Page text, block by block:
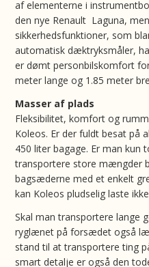
af elementerne i
den nye Renault Laguna,
sikkerhedsfunktioner, som
automatisk dæktryksmåler,
er dømt personbilskomfort
meter lange og 1.85 meter
Masser af plads
Fleksibilitet, komfort og
Koleos. Er der fuldt besat på
450 liter bagage. Er man
transportere store mængder
bagsæderne med et enkelt
kan Koleos pludselig laste
Skal man transportere lange
ryglænet på forsædet også
stand til at transportere ting
smart detalje er også den